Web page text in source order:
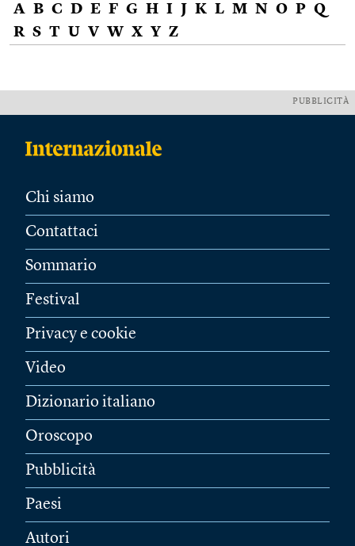
A B C D E F G H I J K L M N O P Q
R S T U V W X Y Z
PUBBLICITÀ
Chi siamo
Contattaci
Sommario
Festival
Privacy e cookie
Video
Dizionario italiano
Oroscopo
Pubblicità
Paesi
Autori